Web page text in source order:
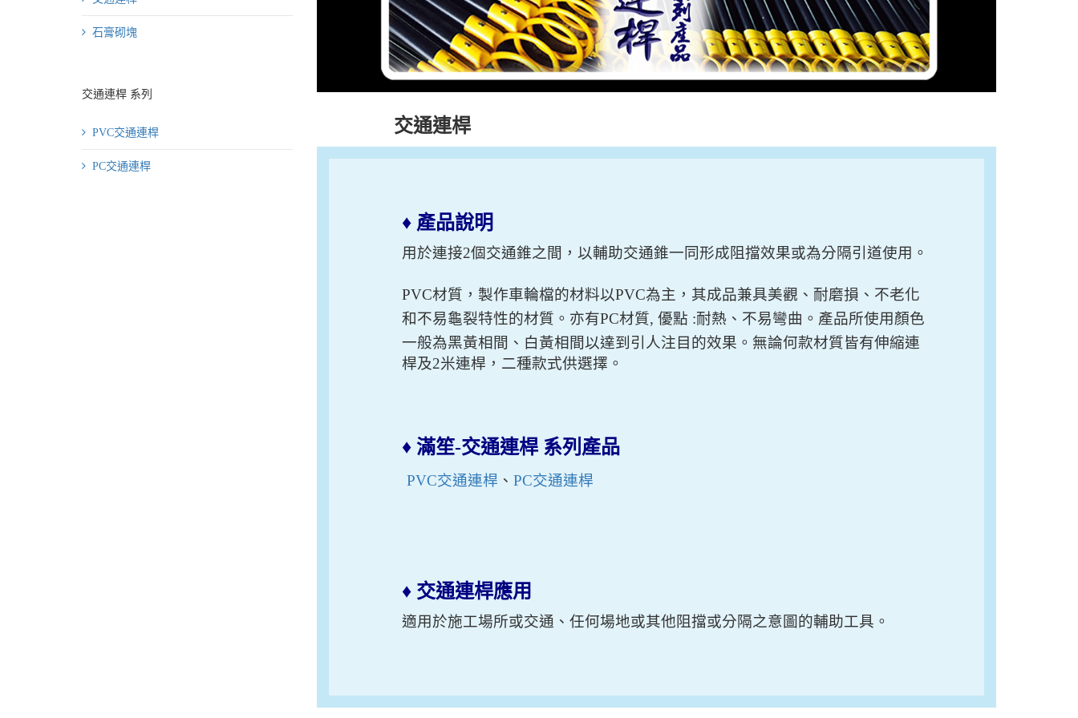
石膏砌塊
交通連桿 系列
PVC交通連桿
PC交通連桿
交通連桿
♦ 產品說明
用於連接2個交通錐之間，以輔助交通錐一同形成阻擋效果或為分隔引道使用。
PVC材質， 製作車輪檔的材料以PVC為主，其成品兼具美觀、耐磨損、不老化
和不易龜裂特性的材質。亦有PC材質, 優點 :耐熱 、 不易彎曲 。 產品所使用顏色
一般為黑黃相間 、白黃相間以達到引人注目的效果。無論何款材質皆有伸縮連
桿及2米連桿，二種款式供選擇。
♦滿笙-交通連桿 系列產品
PVC交通連桿 、PC交通連桿
♦ 交通連桿應用
適用於施工場所或交通 、任何場地或其他阻擋或分隔之意圖的輔助工具。